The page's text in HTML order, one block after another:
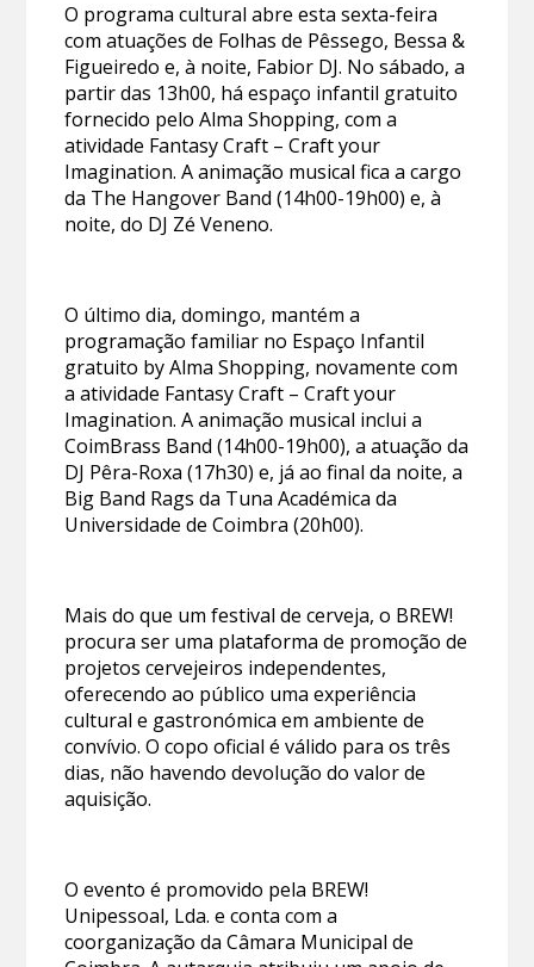
O programa cultural abre esta sexta-feira
com atuações de Folhas de Pêssego, Bessa &
Figueiredo e, à noite, Fabior DJ. No sábado, a
partir das 13h00, há espaço infantil gratuito
fornecido pelo Alma Shopping, com a
atividade Fantasy Craft – Craft your
Imagination. A animação musical fica a cargo
da The Hangover Band (14h00-19h00) e, à
noite, do DJ Zé Veneno.
O último dia, domingo, mantém a
programação familiar no Espaço Infantil
gratuito by Alma Shopping, novamente com
a atividade Fantasy Craft – Craft your
Imagination. A animação musical inclui a
CoimBrass Band (14h00-19h00), a atuação da
DJ Pêra-Roxa (17h30) e, já ao final da noite, a
Big Band Rags da Tuna Académica da
Universidade de Coimbra (20h00).
Mais do que um festival de cerveja, o BREW!
procura ser uma plataforma de promoção de
projetos cervejeiros independentes,
oferecendo ao público uma experiência
cultural e gastronómica em ambiente de
convívio. O copo oficial é válido para os três
dias, não havendo devolução do valor de
aquisição.
O evento é promovido pela BREW!
Unipessoal, Lda. e conta com a
coorganização da Câmara Municipal de